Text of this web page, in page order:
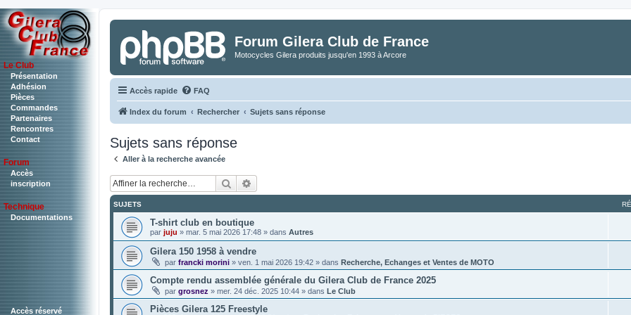
Le Club
Présentation
Adhésion
Pièces
Commandes
Partenaires
Rencontres
Contact
Forum
Accès
inscription
Technique
Documentations
Accès réservé
Forum Gilera Club de France
Motocycles Gilera produits jusqu'en 1993 à Arcore
Accès rapide FAQ
Index du forum Rechercher Sujets sans réponse
Sujets sans réponse
Aller à la recherche avancée
Rechercher
SUJETS
T-shirt club en boutique
par juju » mar. 5 mai 2026 17:48 » dans Autres
Gilera 150 1958 à vendre
par francki morini » ven. 1 mai 2026 19:42 » dans Recherche, Echanges et Ventes de MOTO
Compte rendu assemblée générale du Gilera Club de France 2025
par grosnez » mer. 24 déc. 2025 10:44 » dans Le Club
Pièces Gilera 125 Freestyle